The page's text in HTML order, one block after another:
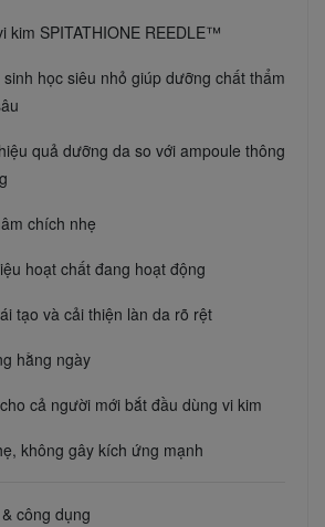
kim SPITATHIONE REEDLE™
sinh học siêu nhỏ giúp dưỡng chất thẩm
quả dưỡng da so với ampoule thông
chích nhẹ
hoạt chất đang hoạt động
tạo và cải thiện làn da rõ rệt
hằng ngày
cả người mới bắt đầu dùng vi kim
không gây kích ứng mạnh
công dụng